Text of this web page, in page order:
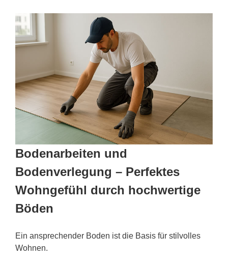
Bodenarbeiten und
Bodenverlegung – Perfektes
Wohngefühl durch hochwertige
Böden
Ein ansprechender Boden ist die Basis für stilvolles
Wohnen.